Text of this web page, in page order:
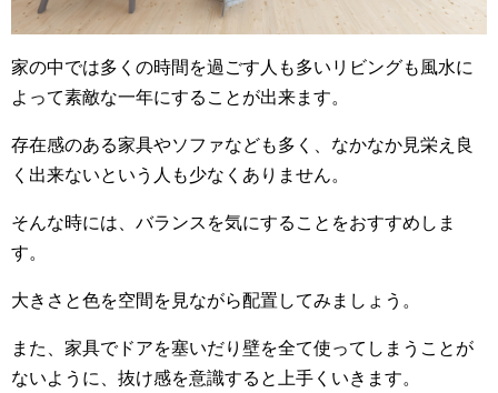
家の中では多くの時間を過ごす人も多いリビングも風水に
よって素敵な一年にすることが出来ます。
存在感のある家具やソファなども多く、なかなか見栄え良
く出来ないという人も少なくありません。
そんな時には、バランスを気にすることをおすすめしま
す。
大きさと色を空間を見ながら配置してみましょう。
また、家具でドアを塞いだり壁を全て使ってしまうことが
ないように、抜け感を意識すると上手くいきます。